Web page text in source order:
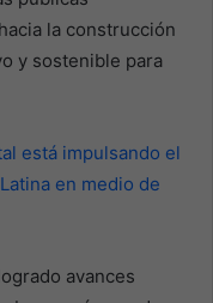
la construcción
y sostenible para
está impulsando el
en medio de
avances